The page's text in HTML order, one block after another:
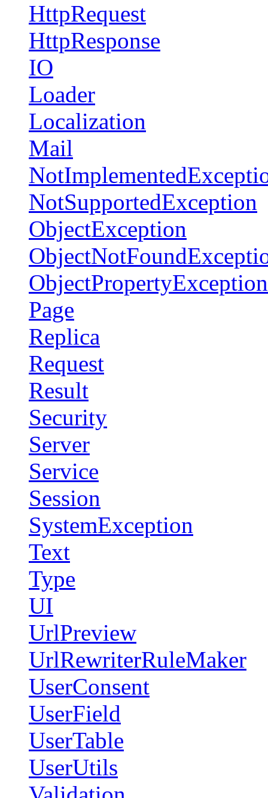
HttpRequest
HttpResponse
IO
Loader
Localization
Mail
NotSupportedException
ObjectException
ObjectPropertyException
Page
Replica
Request
Result
Security
Server
Service
Session
SystemException
Text
Type
UI
UrlPreview
UrlRewriterRuleMaker
UserConsent
UserField
UserTable
UserUtils